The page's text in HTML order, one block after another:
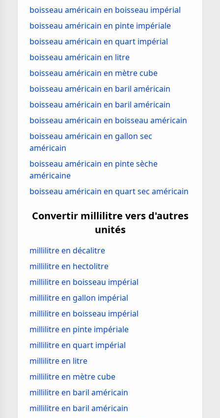
boisseau américain en boisseau impérial
boisseau américain en pinte impériale
boisseau américain en quart impérial
boisseau américain en litre
boisseau américain en mètre cube
boisseau américain en baril américain
boisseau américain en baril américain
boisseau américain en boisseau américain
boisseau américain en gallon sec
américain
boisseau américain en pinte sèche
américaine
boisseau américain en quart sec américain
Convertir millilitre vers d'autres
unités
millilitre en décalitre
millilitre en hectolitre
millilitre en boisseau impérial
millilitre en gallon impérial
millilitre en boisseau impérial
millilitre en pinte impériale
millilitre en quart impérial
millilitre en litre
millilitre en mètre cube
millilitre en baril américain
millilitre en baril américain